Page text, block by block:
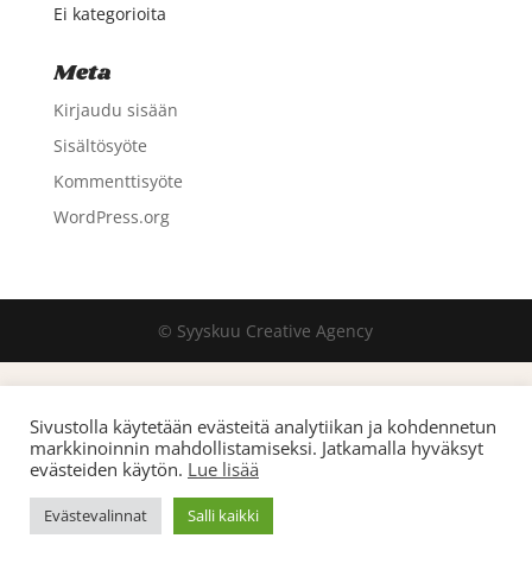
Ei kategorioita
Meta
Kirjaudu sisään
Sisältösyöte
Kommenttisyöte
WordPress.org
© Syyskuu Creative Agency
Sivustolla käytetään evästeitä analytiikan ja kohdennetun
markkinoinnin mahdollistamiseksi. Jatkamalla hyväksyt
evästeiden käytön. Lue lisää
Evästevalinnat Salli kaikki